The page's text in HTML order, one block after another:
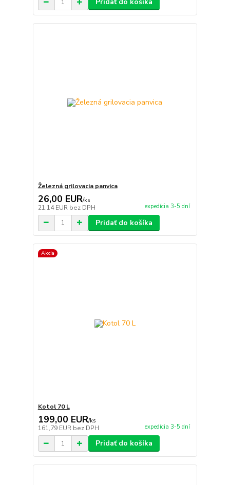
Železná grilovacia panvica
26,00 EUR/ks
21,14 EUR bez DPH expedícia 3-5 dní
Pridať do košíka
Akcia
Kotol 70 L
199,00 EUR/ks
161,79 EUR bez DPH expedícia 3-5 dní
Pridať do košíka